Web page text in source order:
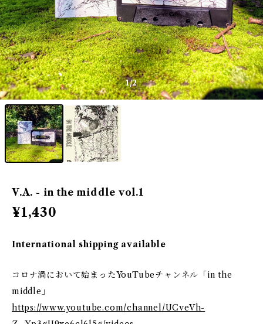
1/2
V.A. - in the middle vol.1
¥1,430
International shipping available
コロナ渦において始まったYouTubeチャンネル「in the
middle」
https://www.youtube.com/channel/UCveVh-